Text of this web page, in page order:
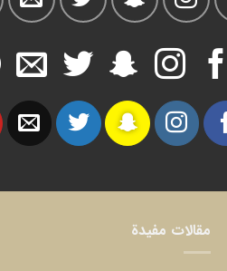
مقالات مفيدة